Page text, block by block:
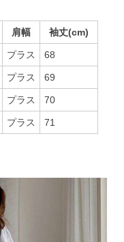
肩幅 袖丈(cm)
プラス 68
プラス 69
プラス 70
プラス 71